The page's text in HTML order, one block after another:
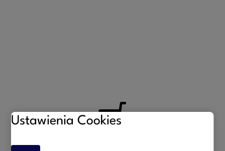
W ramach prawa handlowego oferujemy kompleksowe
wsparcie dla spółek i przedsiębiorców w zakresie bieżącej
Ustawienia Cookies